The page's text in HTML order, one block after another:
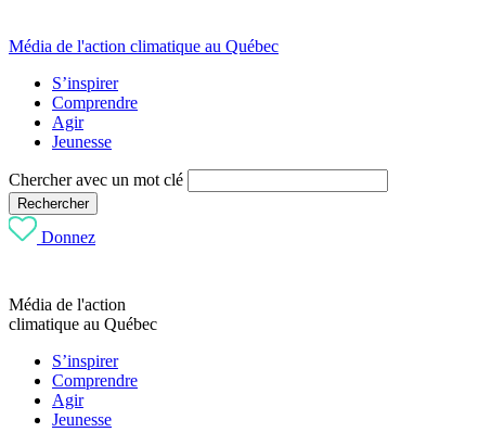
Média de l'action climatique au Québec
S’inspirer
Comprendre
Agir
Jeunesse
Chercher avec un mot clé
Rechercher
Donnez
Média de l'action
climatique au Québec
S’inspirer
Comprendre
Agir
Jeunesse